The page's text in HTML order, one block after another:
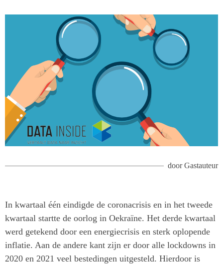
doorGastauteur
In kwartaal één eindigde de coronacrisis en in het tweede
kwartaal startte de oorlog in Oekraïne. Het derde kwartaal
werd getekend door een energiecrisis en sterk oplopende
inflatie. Aan de andere kant zijn er door alle lockdowns in
2020 en 2021 veel bestedingen uitgesteld. Hierdoor is